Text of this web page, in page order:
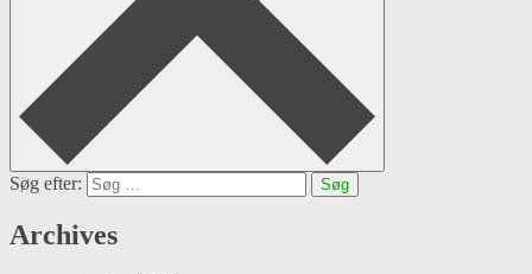
Søg efter:
Archives